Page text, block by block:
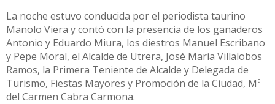
La noche estuvo conducida por el periodista taurino
Manolo Viera y contó con la presencia de los ganaderos
Antonio y Eduardo Miura, los diestros Manuel Escribano
y Pepe Moral, el Alcalde de Utrera, José María Villalobos
Ramos, la Primera Teniente de Alcalde y Delegada de
Turismo, Fiestas Mayores y Promoción de la Ciudad, Mª
del Carmen Cabra Carmona.